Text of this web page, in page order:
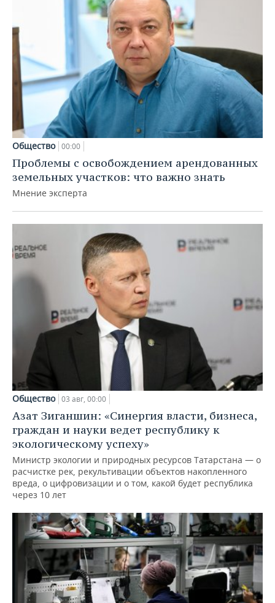
Общество 00:00
Проблемы с освобождением арендованных
земельных участков: что важно знать
Мнение эксперта
Общество 03 авг, 00:00
Азат Зиганшин: «Синергия власти, бизнеса,
граждан и науки ведет республику к
экологическому успеху»
Министр экологии и природных ресурсов Татарстана — о
расчистке рек, рекультивации объектов накопленного
вреда, о цифровизации и о том, какой будет республика
через 10 лет